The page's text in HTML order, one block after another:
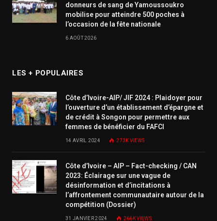
donneurs de sang de Yamoussoukro
mobilise pour atteindre 500 poches à
l’occasion de la fête nationale
6 AOÛT 2026
LES + POPULAIRES
Côte d’Ivoire-AIP/ JIF 2024 : Plaidoyer pour
l’ouverture d’un établissement d’épargne et
de crédit à Songon pour permettre aux
femmes de bénéficier du FAFCI
14 AVRIL 2024 273K VIEWS
Côte d’Ivoire – AIP – Fact-checking / CAN
2023: Éclairage sur une vague de
désinformation et d’incitations à
l’affrontement communautaire autour de la
compétition (Dossier)
31 JANVIER 2024 266KVIEWS